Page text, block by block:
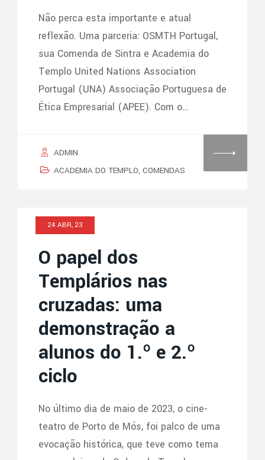
Não perca esta importante e atual
reflexão. Uma parceria: OSMTH Portugal,
sua Comenda de Sintra e Academia do
Templo United Nations Association
Portugal (UNA) Associação Portuguesa de
Ética Empresarial (APEE). Com o…
ADMIN
ACADEMIA DO TEMPLO, COMENDAS
24 ABR, 23
O papel dos
Templários nas
cruzadas: uma
demonstração a
alunos do 1.º e 2.º
ciclo
No último dia de maio de 2023, o cine-
teatro de Porto de Mós, foi palco de uma
evocação histórica, que teve como tema